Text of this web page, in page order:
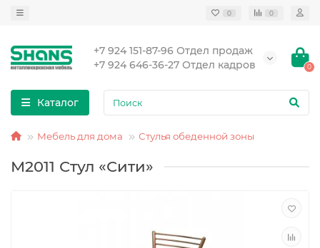
0 0
+7 924 151-87-96 Отдел продаж
+7 924 646-36-27 Отдел кадров
0
Каталог
Мебель для дома Стулья обеденной зоны
М2011 Стул «Сити»